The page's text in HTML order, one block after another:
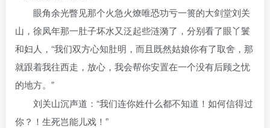
眼角余光瞥见那个火急火燎唯恐功亏一篑的大剑堂刘关
山，徐凤年那一肚子坏水又泛起些涟漪了，分别看了眼丫鬟
和妇人，“我们双方心知肚明，而且既然姑娘你有了取舍，那
就跟着我往西走，放心，我会帮你安置在一个没有后顾之忧
的地方。”
刘关山沉声道：“我们连你姓什么都不知道！如何信得过
你？！生死岂能儿戏！”